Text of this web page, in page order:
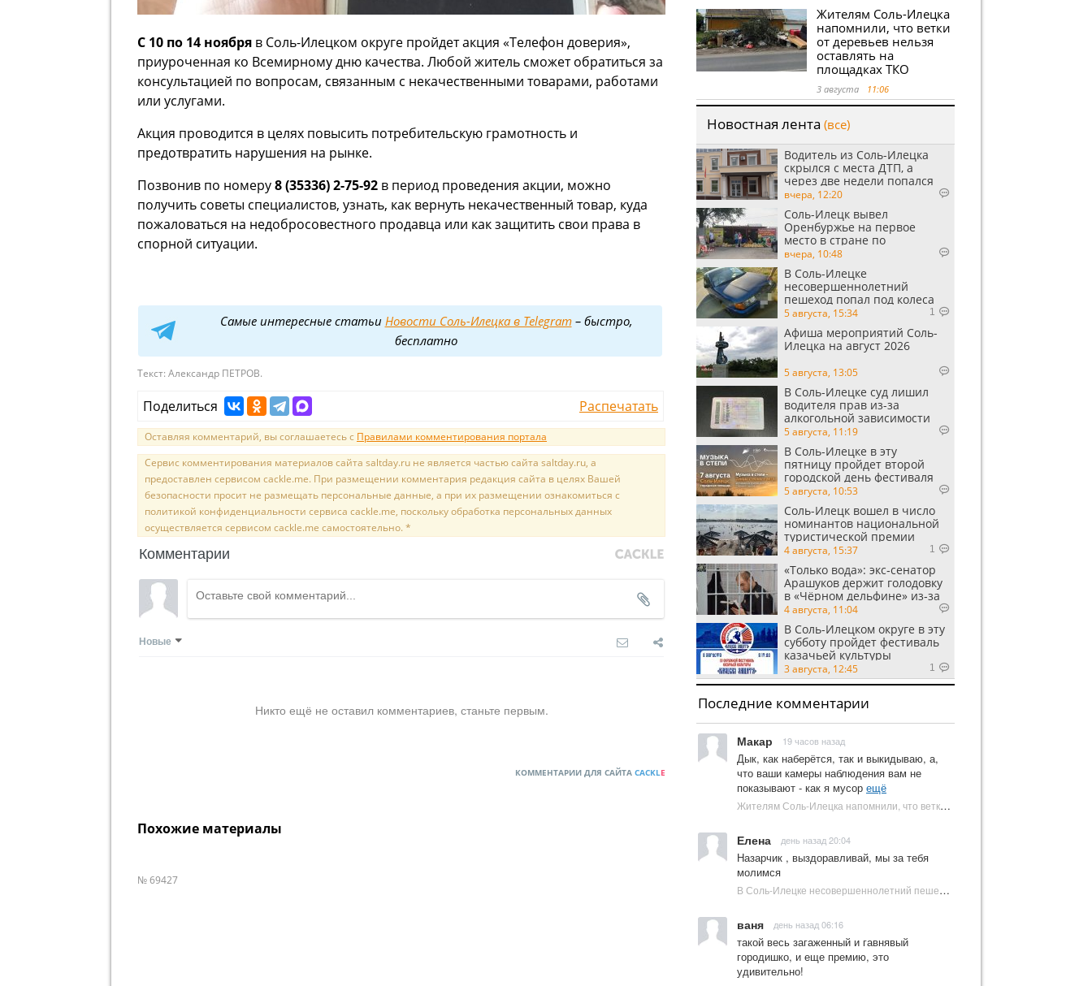
С 10 по 14 ноября в Соль-Илецком округе пройдет акция «Телефон доверия»,
приуроченная ко Всемирному дню качества. Любой житель сможет обратиться за
консультацией по вопросам, связанным с некачественными товарами, работами
или услугами.
Акция проводится в целях повысить потребительскую грамотность и
предотвратить нарушения на рынке.
Позвонив по номеру8 (35336) 2-75-92 в период проведения акции, можно
получить советы специалистов, узнать, как вернуть некачественный товар, куда
пожаловаться на недобросовестного продавца или как защитить свои права в
спорной ситуации.
Самые интересные статьи Новости Соль-Илецка в Telegram– быстро,
бесплатно
Текст: Александр ПЕТРОВ.
Поделиться Распечатать
Оставляя комментарий, вы соглашаетесь с Правилами комментирования портала
Сервис комментирования материалов сайта saltday.ru не является частью сайта saltday.ru, а
предоставлен сервисом cackle.me. При размещении комментария редакция сайта в целях Вашей
безопасности просит не размещать персональные данные, а при их размещении ознакомиться с
политикой конфиденциальности сервиса cackle.me, поскольку обработка персональных данных
осуществляется сервисом cackle.me самостоятельно. *
Комментарии
Новые
Никто ещё не оставил комментариев, станьте первым.
КОММЕНТАРИИ ДЛЯ САЙТА CACKLE
Похожие материалы
№ 69427
Жителям Соль-Илецка
напомнили, что ветки
от деревьев нельзя
оставлять на
площадках ТКО
3 августа 11:06
Новостная лента (все)
Водитель из Соль-Илецка
скрылся с места ДТП, а
через две недели попался
пьяным
вчера, 12:20
Соль-Илецк вывел
Оренбуржье на первое
место в стране по
выращиванию арбузов
вчера, 10:48
В Соль-Илецке
несовершеннолетний
пешеход попал под колеса
автомобиля
5 августа, 15:34 1
Афиша мероприятий Соль-
Илецка на август 2026
5 августа, 13:05
В Соль-Илецке суд лишил
водителя прав из-за
алкогольной зависимости
5 августа, 11:19
В Соль-Илецке в эту
пятницу пройдет второй
городской день фестиваля
«Музыка в степи»
5 августа, 10:53
Соль-Илецк вошел в число
номинантов национальной
туристической премии
Russian Traveler Awards
4 августа, 15:37 1
«Только вода»: экс‑сенатор
Арашуков держит голодовку
в «Чёрном дельфине» из‑за
духоты на рабочем месте
4 августа, 11:04
В Соль-Илецком округе в эту
субботу пройдет фестиваль
казачьей культуры
3 августа, 12:45 1
Последние комментарии
Макар 19 часов назад
Дык, как наберётся, так и выкидываю, а,
что ваши камеры наблюдения вам не
показывают - как я мусор ещё
Жителям Соль-Илецка напомнили, что ветки от деревьев нельзя оставлять на площадках ТКО | Новости Соль-Илецка
Елена день назад 20:04
Назарчик , выздоравливай, мы за тебя
молимся
В Соль-Илецке несовершеннолетний пешеход попал под колеса автомобиля | Новости Соль-Илецка
ваня день назад 06:16
такой весь загаженный и гавнявый
городишко, и еще премию, это
удивительно!